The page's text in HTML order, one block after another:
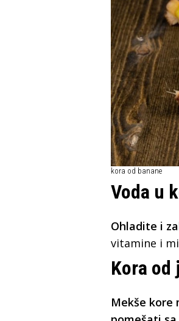
kora od banane
Voda u
Ohladite i
vitamine i
Kora
Mekše